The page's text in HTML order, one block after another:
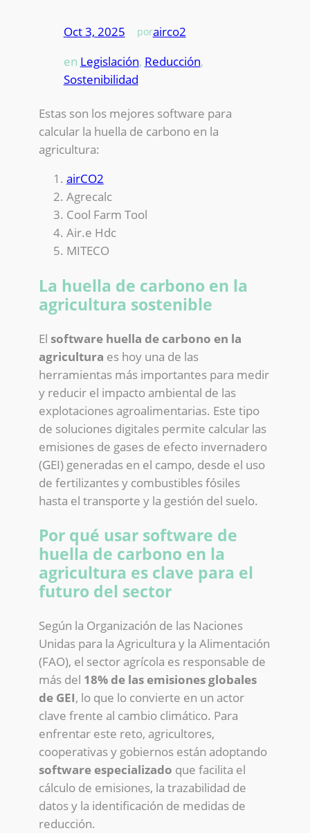
Oct 3, 2025 porairco2
en Legislación, Reducción
Sostenibilidad
Estas son los mejores software para
calcular la huella de carbono en la
agricultura:
airCO2
Agrecalc
Cool Farm Tool
Air.e Hdc
MITECO
La huella de carbono en la
agricultura sostenible
El software huella de carbono en la
agricultura es hoy una de las
herramientas más importantes para medir
y reducir el impacto ambiental de las
explotaciones agroalimentarias. Este tipo
de soluciones digitales permite calcular las
emisiones de gases de efecto invernadero
(GEI) generadas en el campo, desde el uso
de fertilizantes y combustibles fósiles
hasta el transporte y la gestión del suelo.
Por qué usar software de
huella de carbono en la
agricultura es clave para el
futuro del sector
Según la Organización de las Naciones
Unidas para la Agricultura y la Alimentación
(FAO), el sector agrícola es responsable de
más del 18% de las emisiones globales
de GEI, lo que lo convierte en un actor
clave frente al cambio climático. Para
enfrentar este reto, agricultores,
cooperativas y gobiernos están adoptando
software especializado que facilita el
cálculo de emisiones, la trazabilidad de
datos y la identificación de medidas de
reducción.